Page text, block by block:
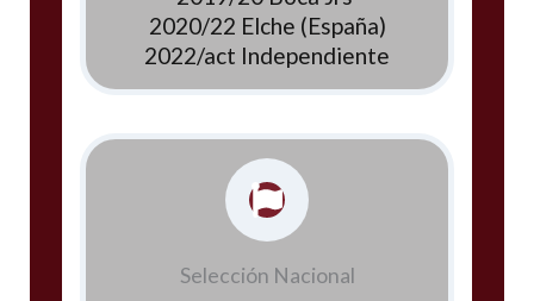
2020/22 Elche (España)
2022/act Independiente
Selección Nacional